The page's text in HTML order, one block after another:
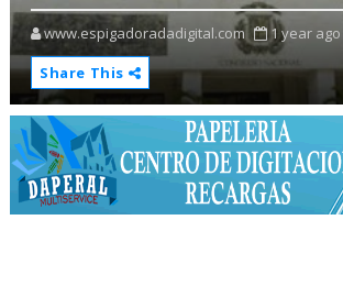
www.espigadoradadigital.com 1 year ago
Share This